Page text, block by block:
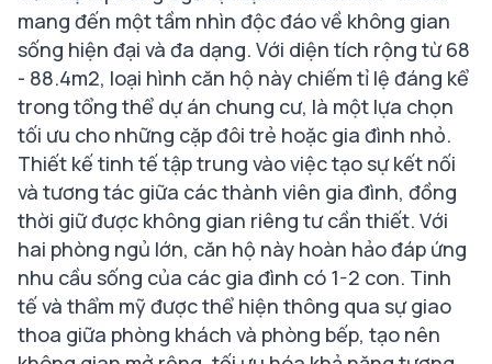
mang đến một tầm nhìn độc đáo về không gian
sống hiện đại và đa dạng. Với diện tích rộng từ 68
- 88.4m2, loại hình căn hộ này chiếm tỉ lệ đáng kể
trong tổng thể dự án chung cư, là một lựa chọn
tối ưu cho những cặp đôi trẻ hoặc gia đình nhỏ.
Thiết kế tinh tế tập trung vào việc tạo sự kết nối
và tương tác giữa các thành viên gia đình, đồng
thời giữ được không gian riêng tư cần thiết. Với
hai phòng ngủ lớn, căn hộ này hoàn hảo đáp ứng
nhu cầu sống của các gia đình có 1-2 con. Tinh
tế và thẩm mỹ được thể hiện thông qua sự giao
thoa giữa phòng khách và phòng bếp, tạo nên